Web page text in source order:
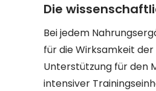
Die
Bei jedem
für die Wirksamkeit
Unterstützung für den
intensiver